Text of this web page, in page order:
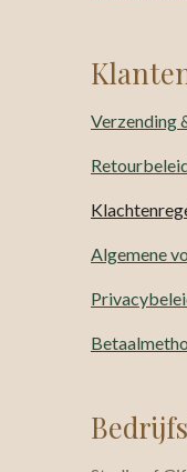
Verzending
Algemene